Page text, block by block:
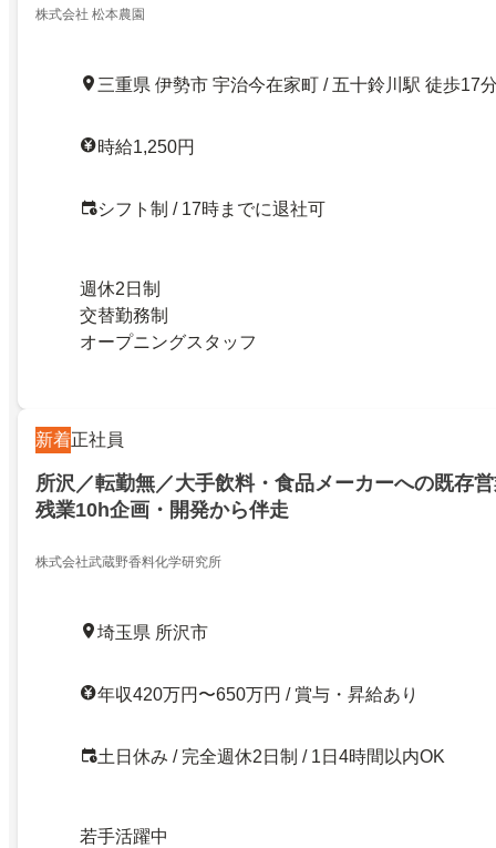
株式会社 松本農園
三重県 伊勢市 宇治今在家町 / 五十鈴川駅 徒歩17
時給1,250円
シフト制 / 17時までに退社可
週休2日制
交替勤務制
オープニングスタッフ
新着正社員
所沢／転勤無／大手飲料・食品メーカーへの既存
残業10h企画・開発から伴走
株式会社武蔵野香料化学研究所
埼玉県 所沢市
年収420万円〜650万円 / 賞与・昇給あり
土日休み / 完全週休2日制 / 1日4時間以内OK
若手活躍中